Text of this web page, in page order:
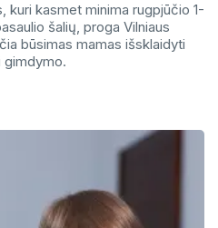
kuri kasmet minima rugpjūčio 1-
šalių, proga Vilniaus
būsimas mamas išsklaidyti
gimdymo.